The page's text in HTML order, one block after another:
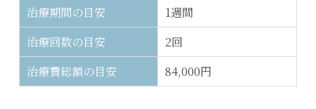
治療期間の目安
1週間
治療回数の目安
2回
治療費総額の目安
84,000円